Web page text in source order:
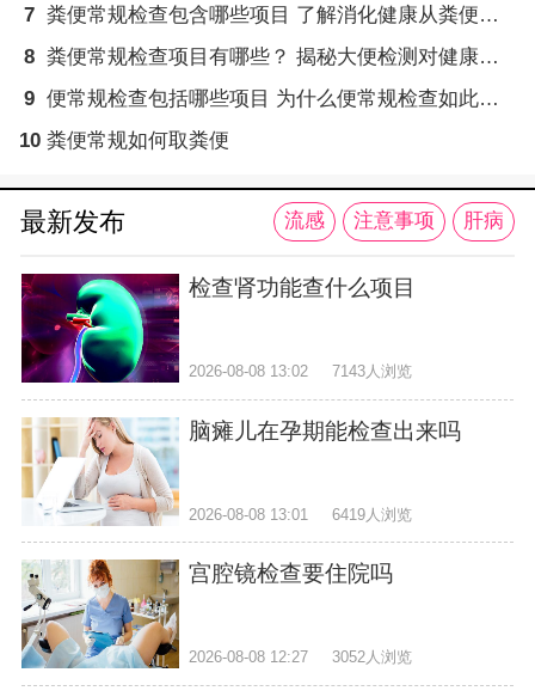
7
粪便常规检查包含哪些项目 了解消化健康从粪便检查开始
8
粪便常规检查项目有哪些？ 揭秘大便检测对健康的重要性
9
便常规检查包括哪些项目 为什么便常规检查如此重要？
10 粪便常规如何取粪便
最新发布 流感 注意事项 肝病
检查肾功能查什么项目
2026-08-08 13:02 7143人浏览
脑瘫儿在孕期能检查出来吗
2026-08-08 13:01 6419人浏览
宫腔镜检查要住院吗
2026-08-08 12:27 3052人浏览